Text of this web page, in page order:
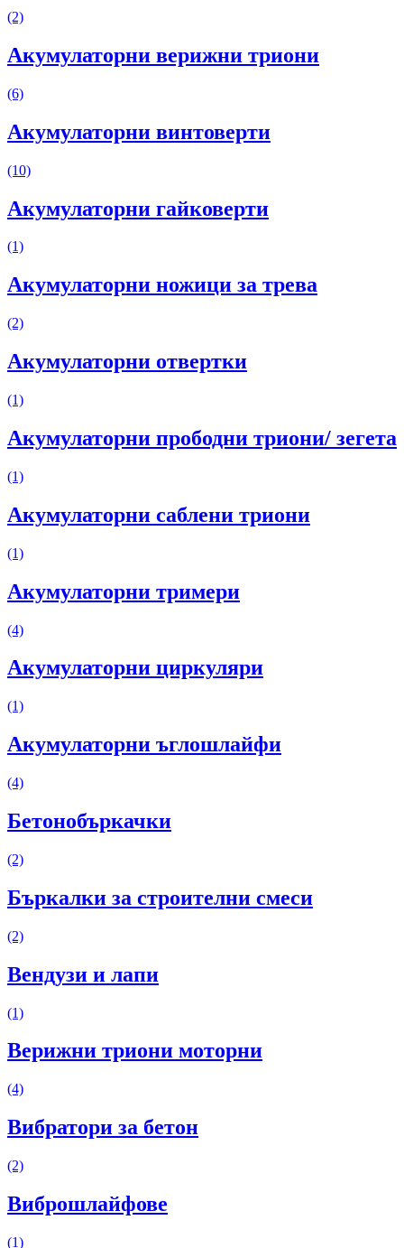
(2)
Акумулаторни верижни триони
(6)
Акумулаторни винтоверти
(10)
Акумулаторни гайковерти
(1)
Акумулаторни ножици за трева
(2)
Акумулаторни отвертки
(1)
Акумулаторни прободни триони/ зегета
(1)
Акумулаторни саблени триони
(1)
Акумулаторни тримери
(4)
Акумулаторни циркуляри
(1)
Акумулаторни ъглошлайфи
(4)
Бетонобъркачки
(2)
Бъркалки за строителни смеси
(2)
Вендузи и лапи
(1)
Верижни триони моторни
(4)
Вибратори за бетон
(2)
Виброшлайфове
(1)